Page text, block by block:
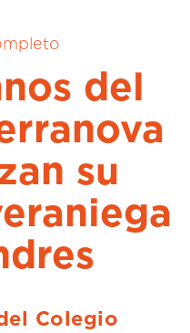
del
su
Colegio